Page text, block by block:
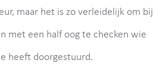
maar het is zo verleidelijk om bij
met een half oog te checken wie
heeft doorgestuurd.